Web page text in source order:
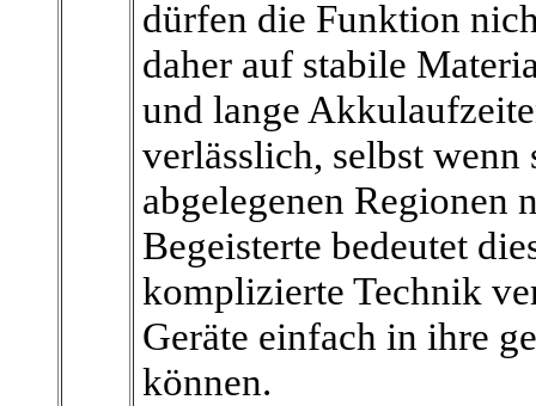
dürfen die Funktion
daher auf stabile
und lange
verlässlich, selbst wenn
abgelegenen Regionen
Begeisterte bedeutet
komplizierte Technik
Geräte einfach in ihre
können.